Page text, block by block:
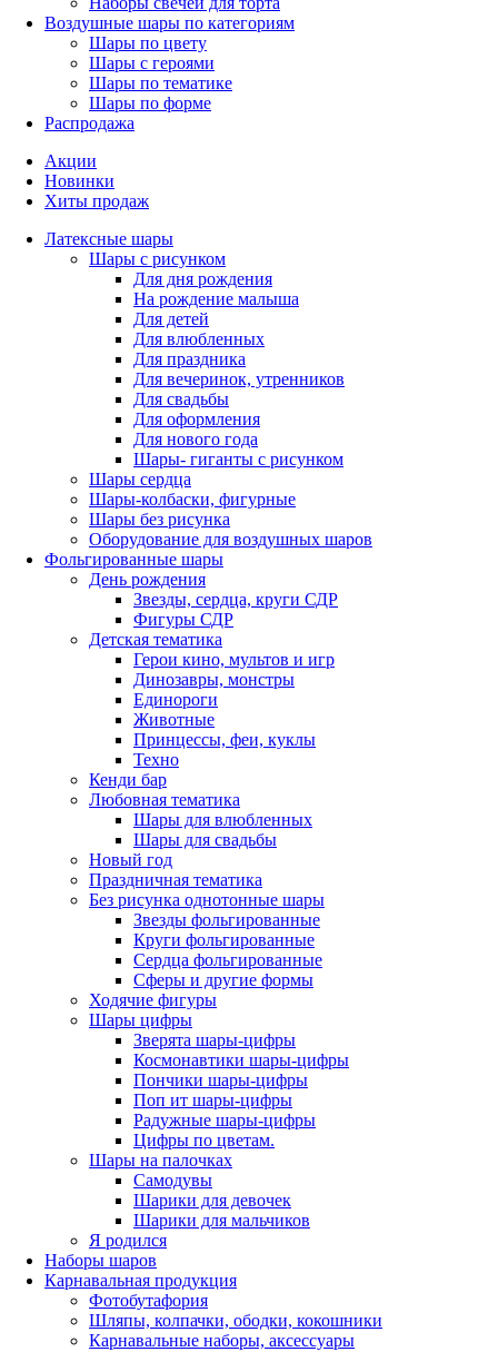
Воздушные шары по категориям
Шары по цвету
Шары с героями
Шары по тематике
Шары по форме
Распродажа
Акции
Новинки
Хиты продаж
Латексные шары
Шары с рисунком
Для дня рождения
На рождение малыша
Для детей
Для влюбленных
Для праздника
Для вечеринок, утренников
Для свадьбы
Для оформления
Для нового года
Шары- гиганты с рисунком
Шары сердца
Шары-колбаски, фигурные
Шары без рисунка
Оборудование для воздушных шаров
Фольгированные шары
День рождения
Звезды, сердца, круги СДР
Фигуры СДР
Детская тематика
Герои кино, мультов и игр
Динозавры, монстры
Единороги
Животные
Принцессы, феи, куклы
Техно
Кенди бар
Любовная тематика
Шары для влюбленных
Шары для свадьбы
Новый год
Праздничная тематика
Без рисунка однотонные шары
Звезды фольгированные
Круги фольгированные
Сердца фольгированные
Сферы и другие формы
Ходячие фигуры
Шары цифры
Зверята шары-цифры
Космонавтики шары-цифры
Пончики шары-цифры
Поп ит шары-цифры
Радужные шары-цифры
Цифры по цветам.
Шары на палочках
Самодувы
Шарики для девочек
Шарики для мальчиков
Я родился
Наборы шаров
Карнавальная продукция
Фотобутафория
Шляпы, колпачки, ободки, кокошники
Карнавальные наборы, аксессуары